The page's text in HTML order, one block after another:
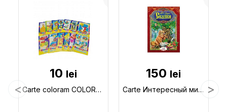
10 lei
Carte coloram COLORAM- MIX CN0077
150 lei
Carte Интересный мир_Сказки А.Пушкин CN132901